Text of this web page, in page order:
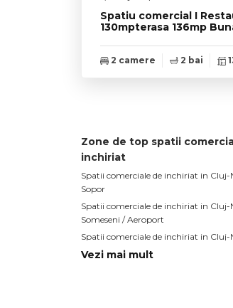
Spatiu comercial I
130mpterasa 136mp
2 camere 2 bai
Zone de top spatii
inchiriat
Spatii comerciale de inchiriat in Cluj-
Sopor
Spatii comerciale de inchiriat in Cluj-
Someseni / Aeroport
Spatii comerciale de inchiriat in Cluj-
Buna-Ziua
Vezi mai mult